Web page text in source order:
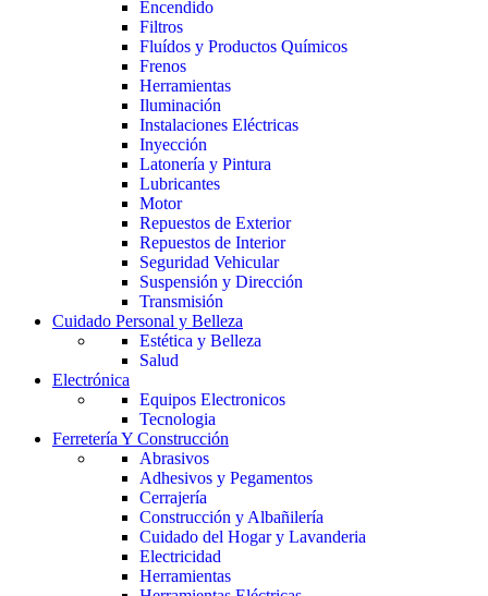
Encendido
Filtros
Fluídos y Productos Químicos
Frenos
Herramientas
Iluminación
Instalaciones Eléctricas
Inyección
Latonería y Pintura
Lubricantes
Motor
Repuestos de Exterior
Repuestos de Interior
Seguridad Vehicular
Suspensión y Dirección
Transmisión
Cuidado Personal y Belleza
Estética y Belleza
Salud
Electrónica
Equipos Electronicos
Tecnologia
Ferretería Y Construcción
Abrasivos
Adhesivos y Pegamentos
Cerrajería
Construcción y Albañilería
Cuidado del Hogar y Lavanderia
Electricidad
Herramientas